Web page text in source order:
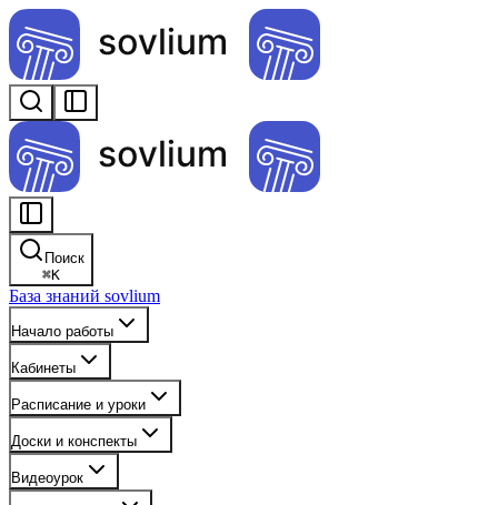
Поиск
⌘K
База знаний sovlium
Начало работы
Кабинеты
Расписание и уроки
Доски и конспекты
Видеоурок